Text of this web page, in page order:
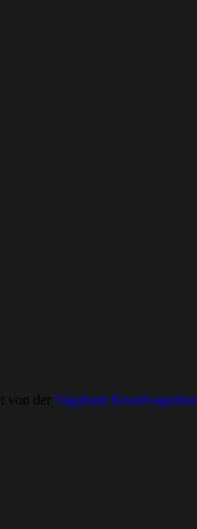
von der Vagabunt Kreativagentur